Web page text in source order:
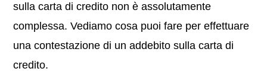
sulla carta di credito non è assolutamente
complessa. Vediamo cosa puoi fare per effettuare
una contestazione di un addebito sulla carta di
credito.